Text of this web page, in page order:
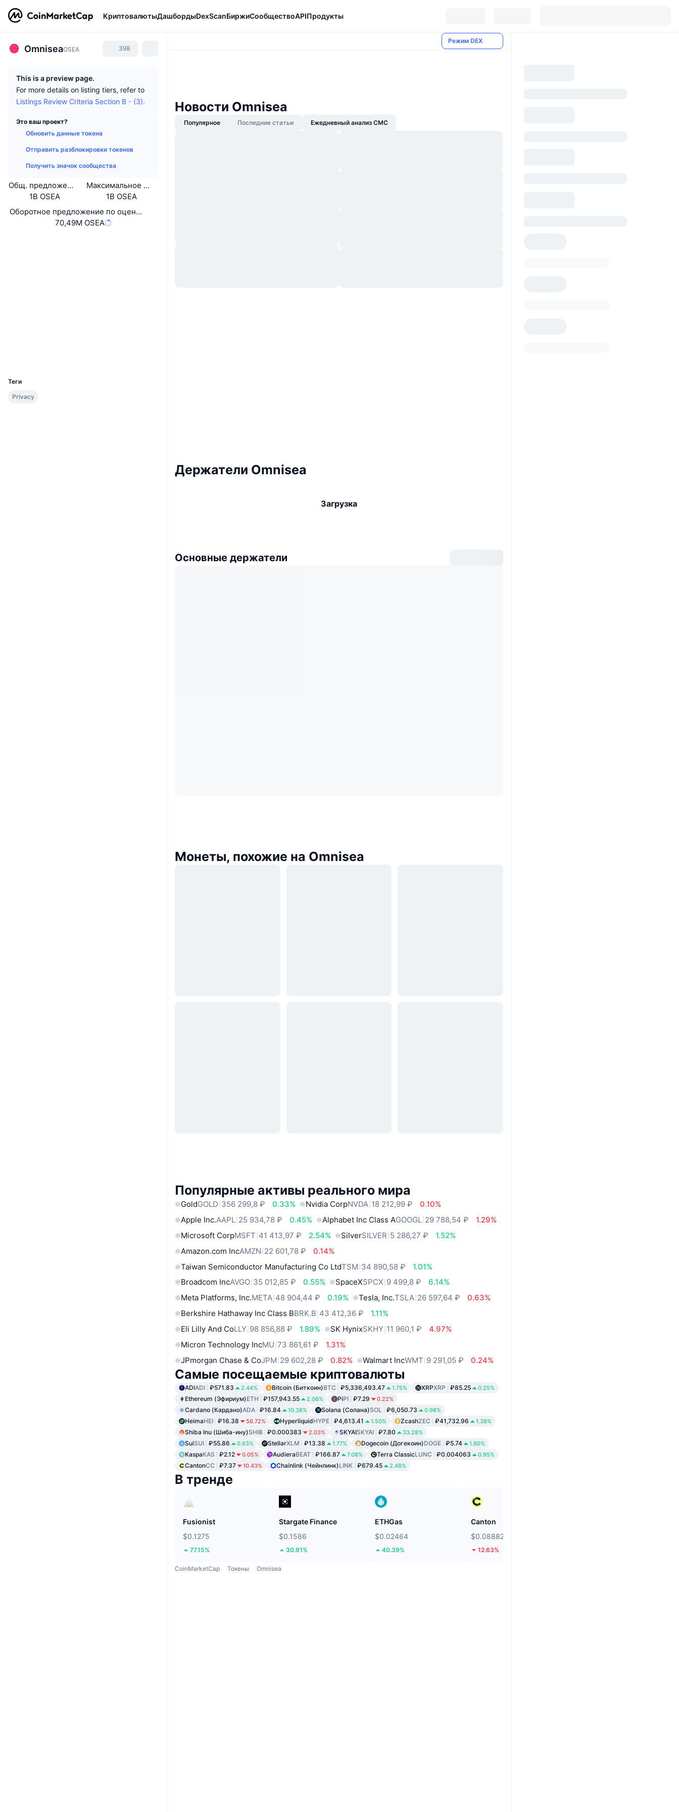
КриптовалютыДашбордыDexScanБиржиСообществоAPIПродукты
OmniseaOSEA 398
This is a preview page.
For more details on listing tiers, refer to
Listings Review Criteria Section B - (3).
Это ваш проект?
Обновить данные токена
Отправить разблокировки токенов
Получить значок сообщества
Общ. предложение
1B OSEA
Максимальное предложение
1B OSEA
Оборотное предложение по оценке самого проекта
70,49M OSEA
Теги
Privacy
Режим DEX
Новости Omnisea
Популярное Последние статьи Ежедневный анализ CMC
Держатели Omnisea
Загрузка
Основные держатели
Монеты, похожие на Omnisea
Популярные активы реального мира
GoldGOLD 356 299,8 ₽ 0.33% Nvidia CorpNVDA 18 212,99 ₽
0.10%
Apple Inc.AAPL 25 934,78 ₽ 0.45% Alphabet Inc Class AGOOGL 29 788,54 ₽
1.29%
Microsoft CorpMSFT 41 413,97 ₽ 2.54% SilverSILVER 5 286,27 ₽
1.52%
Amazon.com IncAMZN 22 601,78 ₽
0.14%
Taiwan Semiconductor Manufacturing Co LtdTSM 34 890,58 ₽
1.01%
Broadcom IncAVGO 35 012,85 ₽ 0.55% SpaceXSPCX 9 499,8 ₽
6.14%
Meta Platforms, Inc.META 48 904,44 ₽ 0.19% Tesla, Inc.TSLA 26 597,64 ₽
0.63%
Berkshire Hathaway Inc Class BBRK.B 43 412,36 ₽
1.11%
Eli Lilly And CoLLY 98 856,88 ₽ 1.89% SK HynixSKHY 11 960,1 ₽
4.97%
Micron Technology IncMU 73 861,61 ₽
1.31%
JPmorgan Chase & CoJPM 29 602,28 ₽ 0.82% Walmart IncWMT 9 291,05 ₽ 0.24%
Самые посещаемые криптовалюты
ADIADI ₽571.83 2.44% Bitcoin (Биткоин)BTC ₽5,336,493.47 1.75% XRPXRP ₽85.25 0.25%
Ethereum (Эфириум)ETH ₽157,943.55 2.06% PiPI ₽7.29 0.22%
Cardano (Кардано)ADA ₽16.84 10.38% Solana (Солана)SOL ₽6,050.73 0.98%
HeimaHEI ₽16.38 56.72% HyperliquidHYPE ₽4,613.41 1.50% ZcashZEC ₽41,732.96 1.38%
Shiba Inu (Шиба-ину)SHIB ₽0.000383 2.03% SKYAISKYAI ₽7.80 33.28%
SuiSUI ₽55.86 0.63% StellarXLM ₽13.38 1.77% Dogecoin (Догекоин)DOGE ₽5.74 1.60%
KaspaKAS ₽2.12 0.05% AudieraBEAT ₽166.87 7.08% Terra ClassicLUNC ₽0.004063 0.95%
CantonCC ₽7.37 10.43% Chainlink (Чейнлинк)LINK ₽679.45 2.48%
В тренде
Fusionist
$0.1275
77.15%
Stargate Finance
$0.1586
30.91%
ETHGas
$0.02464
40.39%
Canton
$0.08882
12.63%
CoinMarketCap Токены Omnisea